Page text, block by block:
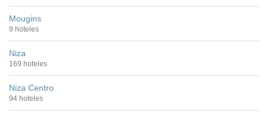
Mougins
9 hoteles
Niza
169 hoteles
Niza Centro
94 hoteles